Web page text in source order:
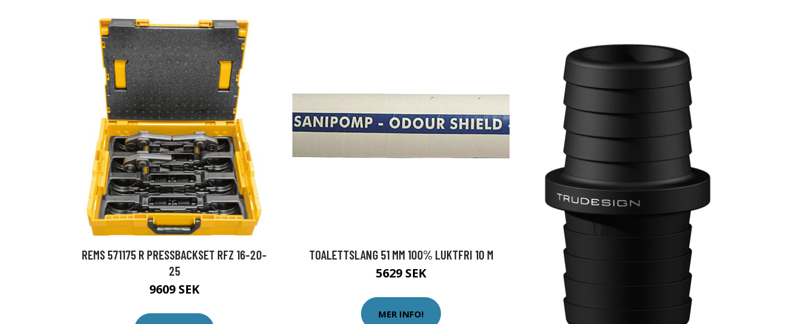
REMS 571175 R PRESSBACKSET RFZ 16-20-
25
9609 SEK
TOALETTSLANG 51 MM 100% LUKTFRI 10 M
5629 SEK
MER INFO!